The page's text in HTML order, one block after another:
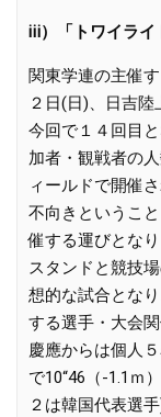
ⅲ）「トワイライ
関東学連の主催
２日(日)、日吉陸
今回で１４回目
加者・観戦者の
ィールドで開催
不向きというこ
催する運びとなり
スタンドと競技
想的な試合とな
する選手・大会
慶應からは個人
で10“46（-1.1ｍ
２は韓国代表選